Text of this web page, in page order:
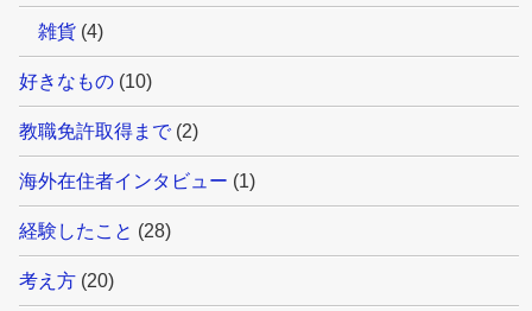
雑貨 (4)
好きなもの (10)
教職免許取得まで(2)
海外在住者インタビュー (1)
経験したこと (28)
考え方 (20)